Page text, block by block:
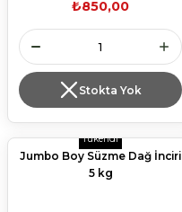
₺850,00
Stokta Yok
Tükendi
Jumbo Boy Süzme Dağ İnciri
5 kg